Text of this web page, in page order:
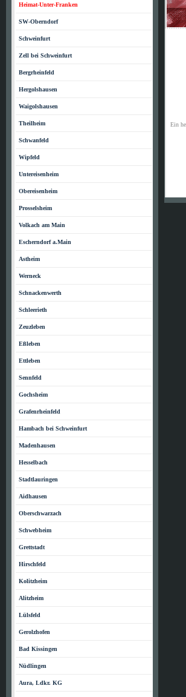
Heimat-Unter-Franken
SW-Oberndorf
Schweinfurt
Zell bei Schweinfurt
Bergrheinfeld
Hergolshausen
Waigolshausen
Theilheim
Schwanfeld
Wipfeld
Untereisenheim
Obereisenheim
Prosselsheim
Volkach am Main
Escherndorf a.Main
Astheim
Werneck
Schnackenwerth
Schleerieth
Zeuzleben
Eßleben
Ettleben
Sennfeld
Gochsheim
Grafenrheinfeld
Hambach bei Schweinfurt
Madenhausen
Hesselbach
Stadtlauringen
Aidhausen
Oberschwarzach
Schwebheim
Grettstadt
Hirschfeld
Kolitzheim
Alitzheim
Lülsfeld
Gerolzhofen
Bad Kissingen
Nüdlingen
Aura, Ldkr. KG
Ein